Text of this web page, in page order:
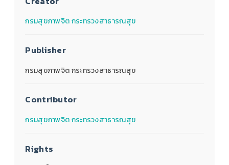
กรมสุขภาพจิต กระทรวงสาธารณสุข
Publisher
กรมสุขภาพจิต กระทรวงสาธารณสุข
Contributor
กรมสุขภาพจิต กระทรวงสาธารณสุข
Rights